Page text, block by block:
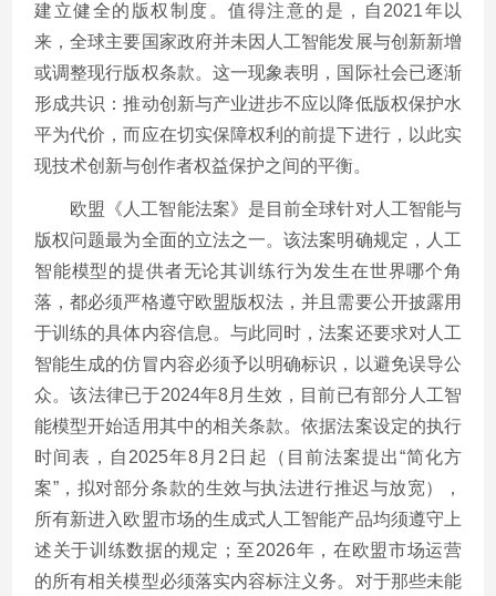
建立健全的版权制度。值得注意的是，自2021年以
来，全球主要国家政府并未因人工智能发展与创新新增
或调整现行版权条款。这一现象表明，国际社会已逐渐
形成共识：推动创新与产业进步不应以降低版权保护水
平为代价，而应在切实保障权利的前提下进行，以此实
现技术创新与创作者权益保护之间的平衡。
欧盟《人工智能法案》是目前全球针对人工智能与
版权问题最为全面的立法之一。该法案明确规定，人工
智能模型的提供者无论其训练行为发生在世界哪个角
落，都必须严格遵守欧盟版权法，并且需要公开披露用
于训练的具体内容信息。与此同时，法案还要求对人工
智能生成的仿冒内容必须予以明确标识，以避免误导公
众。该法律已于2024年8月生效，目前已有部分人工智
能模型开始适用其中的相关条款。依据法案设定的执行
时间表，自2025年8月2日起（目前法案提出“简化方
案”，拟对部分条款的生效与执法进行推迟与放宽），
所有新进入欧盟市场的生成式人工智能产品均须遵守上
述关于训练数据的规定；至2026年，在欧盟市场运营
的所有相关模型必须落实内容标注义务。对于那些未能